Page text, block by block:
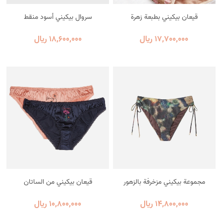
قيعان بيكيني بطبعة زهرة
17٬700٬000 ریال
سروال بيكيني أسود منقط
18٬600٬000 ریال
مجموعة بيكيني مزخرفة بالزهور
14٬800٬000 ریال
قيعان بيكيني من الساتان
10٬800٬000 ریال